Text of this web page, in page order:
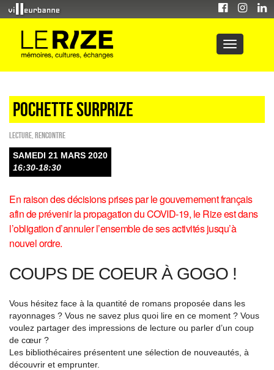
Pochette SurpRize
Lecture Rencontre
SAMEDI 21 MARS 2020
16:30-18:30
En raison des décisions prises par le gouvernement français
afin de prévenir la propagation du COVID-19, le Rize est dans
l’obligation d’annuler l’ensemble de ses activités jusqu’à
nouvel ordre.
COUPS DE COEUR À GOGO !
Vous hésitez face à la quantité de romans proposée dans les
rayonnages ? Vous ne savez plus quoi lire en ce moment ? Vous
voulez partager des impressions de lecture ou parler d’un coup
de cœur ?
Les bibliothécaires présentent une sélection de nouveautés, à
découvrir et emprunter.